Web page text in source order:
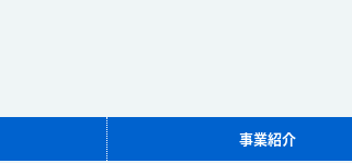
事業紹介